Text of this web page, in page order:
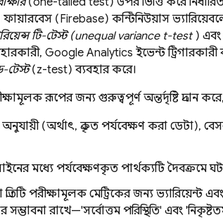
ফায়ারবেস (Firebase) কন্টিনিউয়াস
টি-টেস্ট (unequal variance t-test) এবং
Google Analytics ইভেন্ট
টেস্ট(z-test) ব্যবহার করে।
রূপের জন্য গুরুত্বপূর্ণ অন্তর্দৃষ্টি প্রদান
(অর্থাৎ, প্রকৃত পর্যবেক্ষণ করা ডেটা),
মধ্যে পর্যবেক্ষণকৃত পার্থক্যটি দৈবক্রমে
পরীক্ষামূলক মেট্রিকের জন্য ভ্যারিয়েন্ট
রাখে—'সর্বোত্তম পরিস্থিতি' এবং